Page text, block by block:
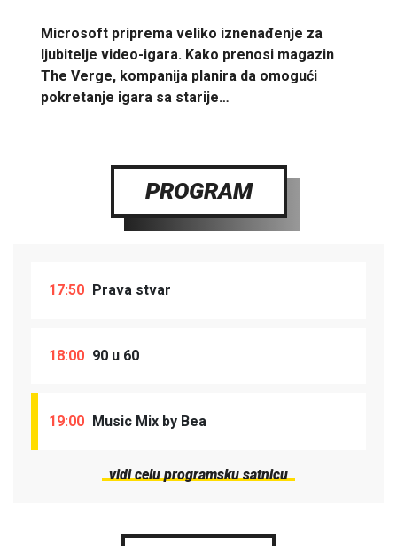
Microsoft priprema veliko iznenađenje za
ljubitelje video-igara. Kako prenosi magazin
The Verge, kompanija planira da omogući
pokretanje igara sa starije…
PROGRAM
17:50 Prava stvar
18:00 90 u 60
19:00 Music Mix by Bea
vidi celu programsku satnicu